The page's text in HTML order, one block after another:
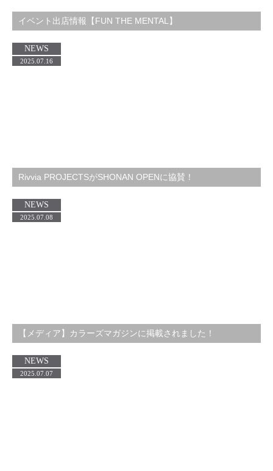
イベント出店情報【FUN THE MENTAL】
Rivvia PROJECTSがSHONAN OPENに協賛！
NEWS
2025.07.16
【メディア】カラーズマガジンに掲載されました！
NEWS
2025.07.08
NEWS
2025.07.07